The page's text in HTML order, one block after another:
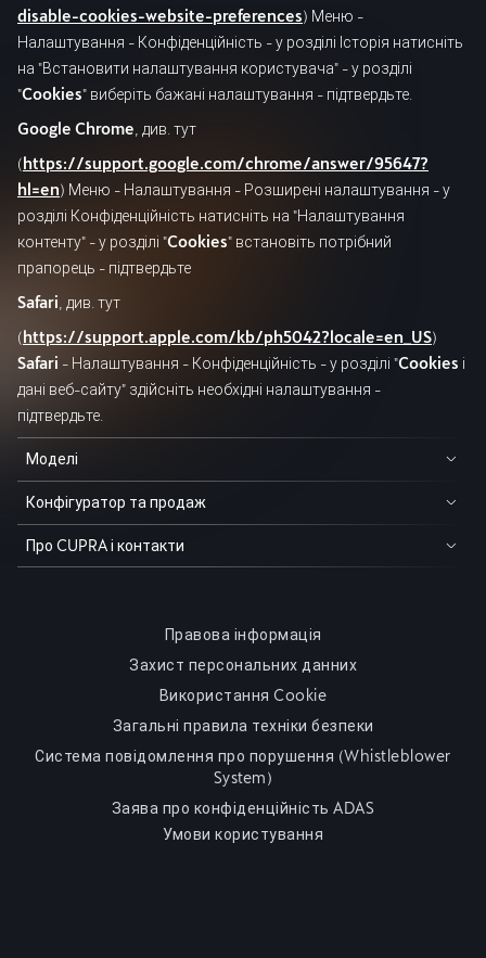
disable-cookies-website-preferences) Меню -
Налаштування - Конфіденційність - у розділі Історія натисніть
на "Встановити налаштування користувача" - у розділі
"Cookies" виберіть бажані налаштування - підтвердьте.
Google Chrome , див. тут
(https://support.google.com/chrome/answer/95647?
hl=en) Меню - Налаштування - Розширені налаштування - у
розділі Конфіденційність натисніть на "Налаштування
контенту" - у розділі "Cookies" встановіть потрібний
прапорець - підтвердьте
Safari , див. тут
(https://support.apple.com/kb/ph5042?locale=en_US)
Safari - Налаштування - Конфіденційність - у розділі "Cookies і
дані веб-сайту" здійсніть необхідні налаштування -
підтвердьте.
Моделі
Конфігуратор та продаж
Про CUPRA і контакти
Правова інформація
Захист персональних данних
Використання Cookie
Загальні правила техніки безпеки
Система повідомлення про порушення (Whistleblower
System)
Заява про конфіденційність ADAS
Умови користування